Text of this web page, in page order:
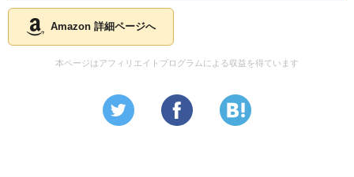
Amazon 詳細ページへ
本ページはアフィリエイトプログラムによる収益を得ています